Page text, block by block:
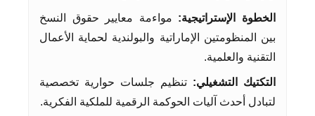
الخطوة الإستراتيجية: مواءمة معايير حقوق النسخ
بين المنظومتين الإماراتية والبولندية لحماية الأعمال
التقنية والعلمية.
التكتيك التشغيلي: تنظيم جلسات حوارية تخصصية
لتبادل أحدث آليات الحوكمة الرقمية للملكية الفكرية.